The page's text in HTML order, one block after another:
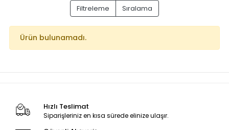
Filtreleme Sıralama
Ürün bulunamadı.
Hızlı Teslimat
Siparişleriniz en kısa sürede elinize ulaşır.